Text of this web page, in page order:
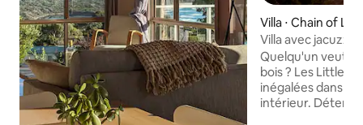
Villa ⋅ Chain of
Villa avec jacuzzi
Quelqu'un veut
bois ? Les Little Beach Villas sont
inégalées dans
intérieur. Détendez-vous dans cet